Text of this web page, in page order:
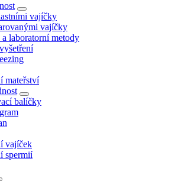
vajíčky
vajíčky
a laboratorní metody
mateřství
balíčky
vajíček
spermií